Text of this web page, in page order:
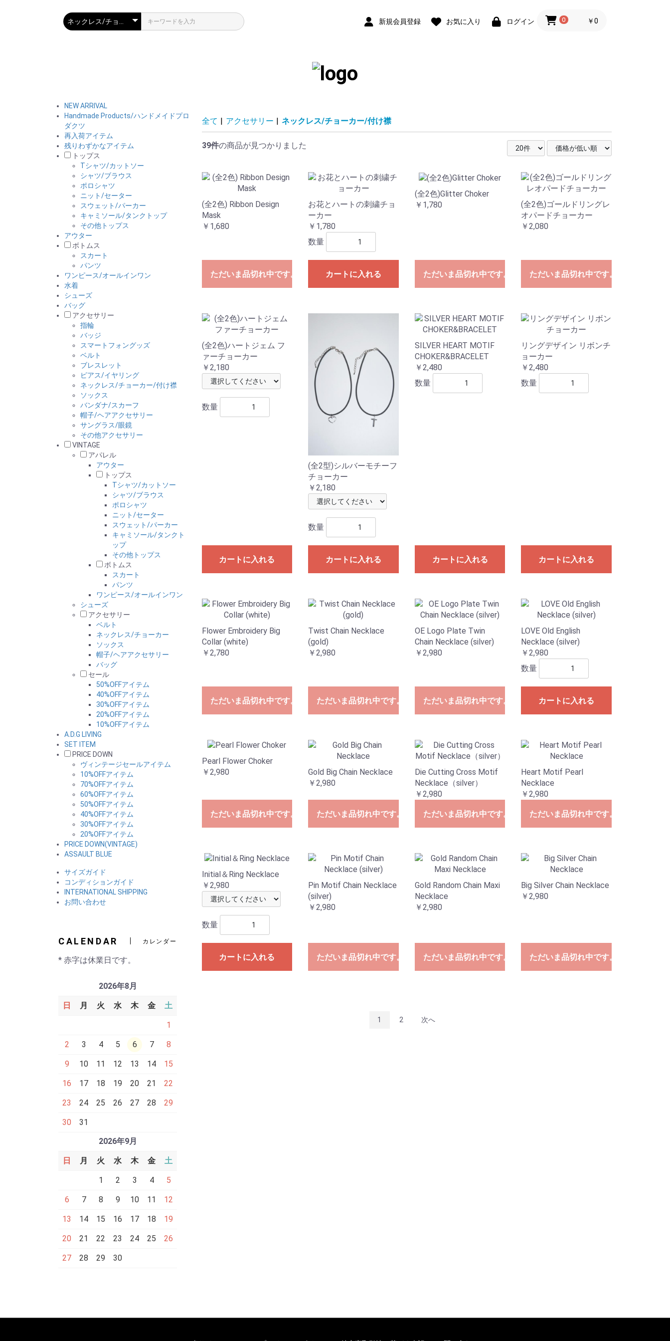
新規会員登録 お気に入り ログイン 0 ￥0
NEW ARRIVAL
Handmade Products/ハンドメイドプロ
ダクツ
再入荷アイテム
残りわずかなアイテム
トップス
Tシャツ/カットソー
シャツ/ブラウス
ポロシャツ
ニット/セーター
スウェット/パーカー
キャミソール/タンクトップ
その他トップス
アウター
ボトムス
スカート
パンツ
ワンピース/オールインワン
水着
シューズ
バッグ
アクセサリー
指輪
バッジ
スマートフォングッズ
ベルト
ブレスレット
ピアス/イヤリング
ネックレス/チョーカー/付け襟
ソックス
バンダナ/スカーフ
帽子/ヘアアクセサリー
サングラス/眼鏡
その他アクセサリー
VINTAGE
アパレル
アウター
トップス
Tシャツ/カットソー
シャツ/ブラウス
ポロシャツ
ニット/セーター
スウェット/パーカー
キャミソール/タンクト
ップ
その他トップス
ボトムス
スカート
パンツ
ワンピース/オールインワン
シューズ
アクセサリー
ベルト
ネックレス/チョーカー
ソックス
帽子/ヘアアクセサリー
バッグ
セール
50%OFFアイテム
40%OFFアイテム
30%OFFアイテム
20%OFFアイテム
10%OFFアイテム
A.D.G LIVING
SET ITEM
PRICE DOWN
ヴィンテージセールアイテム
10%OFFアイテム
70%OFFアイテム
60%OFFアイテム
50%OFFアイテム
40%OFFアイテム
30%OFFアイテム
20%OFFアイテム
PRICE DOWN(VINTAGE)
ASSAULT BLUE
サイズガイド
コンディションガイド
INTERNATIONAL SHIPPING
お問い合わせ
CALENDAR カレンダー
* 赤字は休業日です。
2026年8月
日 月 火 水 木 金 土
1
2 3 4 5 6 7 8
9 10 11 12 13 14 15
16 17 18 19 20 21 22
23 24 25 26 27 28 29
30
31
2026年9月
日 月 火 水 木 金 土
1 2 3 4 5
6 7 8 9 10 11 12
13 14 15 16 17 18 19
20 21 22 23 24 25 26
27 28 29 30
全て アクセサリー ネックレス/チョーカー/付け襟
39件の商品が見つかりました
(全2色) Ribbon Design
Mask
￥1,680
ただいま品切れ中です。
お花とハートの刺繍チョ
ーカー
￥1,780
数量
カートに入れる
(全2色)Glitter Choker
￥1,780
ただいま品切れ中です。
(全2色)ゴールドリングレ
オパードチョーカー
￥2,080
ただいま品切れ中です。
(全2色)ハートジェム フ
ァーチョーカー
￥2,180
数量
カートに入れる
(全2型)シルバーモチーフ
チョーカー
￥2,180
数量
カートに入れる
SILVER HEART MOTIF
CHOKER&BRACELET
￥2,480
数量
カートに入れる
リングデザイン リボンチ
ョーカー
￥2,480
数量
カートに入れる
Flower Embroidery Big
Collar (white)
￥2,780
ただいま品切れ中です。
Twist Chain Necklace
(gold)
￥2,980
ただいま品切れ中です。
OE Logo Plate Twin
Chain Necklace (silver)
￥2,980
ただいま品切れ中です。
LOVE Old English
Necklace (silver)
￥2,980
数量
カートに入れる
Pearl Flower Choker
￥2,980
ただいま品切れ中です。
Gold Big Chain Necklace
￥2,980
ただいま品切れ中です。
Die Cutting Cross Motif
Necklace（silver）
￥2,980
ただいま品切れ中です。
Heart Motif Pearl
Necklace
￥2,980
ただいま品切れ中です。
Initial＆Ring Necklace
￥2,980
数量
カートに入れる
Pin Motif Chain Necklace
(silver)
￥2,980
ただいま品切れ中です。
Gold Random Chain Maxi
Necklace
￥2,980
ただいま品切れ中です。
Big Silver Chain Necklace
￥2,980
ただいま品切れ中です。
1 2 次へ